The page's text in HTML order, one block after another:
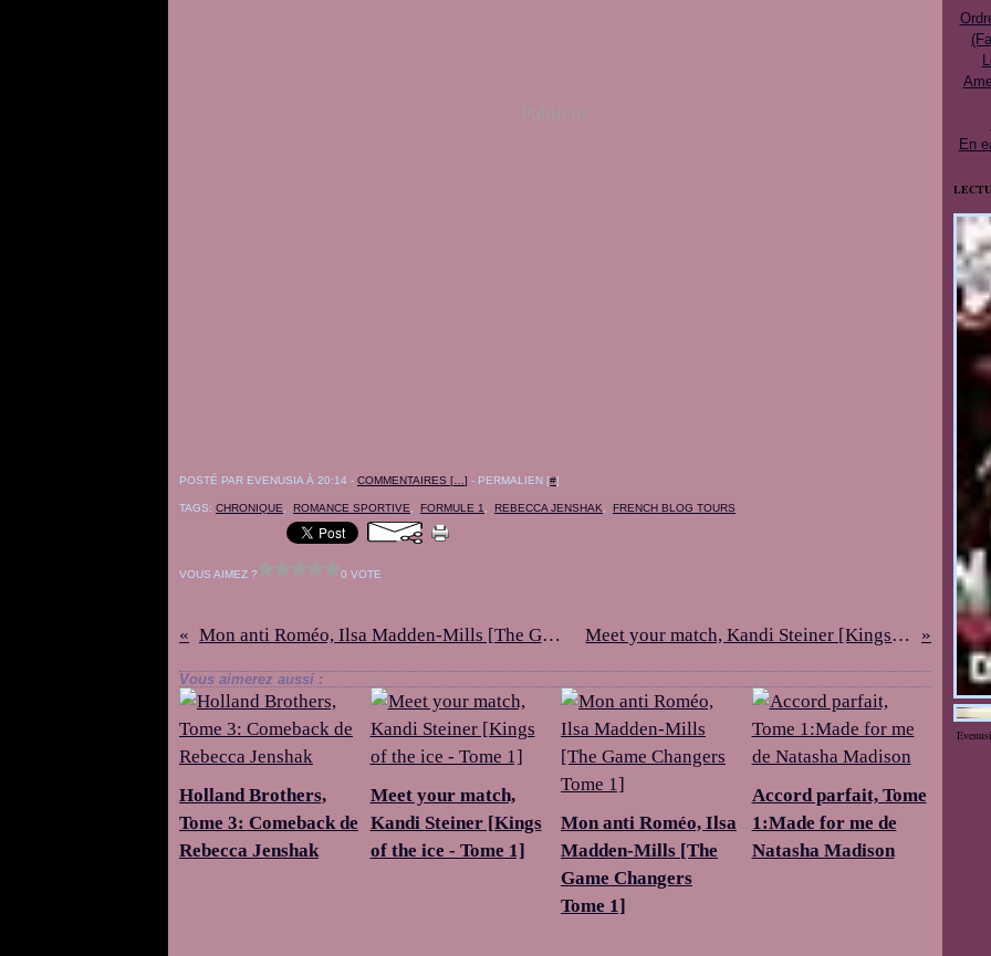
Publicité
POSTÉ PAR EVENUSIA À 20:14 - COMMENTAIRES [ ] - PERMALIEN [#]
TAGS: CHRONIQUE ROMANCE SPORTIVE FORMULE 1 REBECCA JENSHAK FRENCH BLOG TOURS
VOUS AIMEZ ? 0 VOTE
Mon anti Roméo, Ilsa Madden-Mills [The Game Changers Tome 1] Meet your match, Kandi Steiner [Kings of the ice - Tome 1]
Vous aimerez aussi :
Holland Brothers,
Tome 3: Comeback de
Rebecca Jenshak
Meet your match,
Kandi Steiner [Kings
of the ice - Tome 1]
Mon anti Roméo, Ilsa
Madden-Mills [The
Game Changers
Tome 1]
Accord parfait, Tome
1:Made for me de
Natasha Madison
En